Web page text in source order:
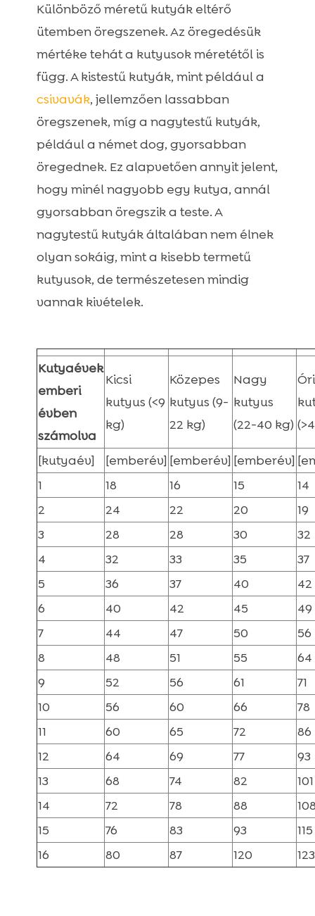
Különböző méretű kutyák eltérő
ütemben öregszenek. Az öregedésük
mértéke tehát a kutyusok méretétől is
függ. A kistestű kutyák, mint például a
csivavák, jellemzően lassabban
öregszenek, míg a nagytestű kutyák,
például a német dog, gyorsabban
öregednek. Ez alapvetően annyit jelent,
hogy minél nagyobb egy kutya, annál
gyorsabban öregszik a teste. A
nagytestű kutyák általában nem élnek
olyan sokáig, mint a kisebb termetű
kutyusok, de természetesen mindig
vannak kivételek.
Kutyaévek
emberi
évben
számolva
Kicsi
kutyus (<9
kg)
Közepes
kutyus (9-
22 kg)
Nagy
kutyus
(22-40 kg)
[kutyaév] [emberév] [emberév] [emberév]
1
18 16 15
14
2
24 22 20
19
3
28 28 30
32
4
32 33 35
37
5
36 37 40
42
6
40 42 45
49
7
44 47 50
56
8
48 51 55
64
9
52 56 61
71
10
56 60 66
78
11
60 65 72
86
12
64 69 77
93
13
68 74 82
101
14
72 78 88
15
76 83 93
115
16
80 87 120 123